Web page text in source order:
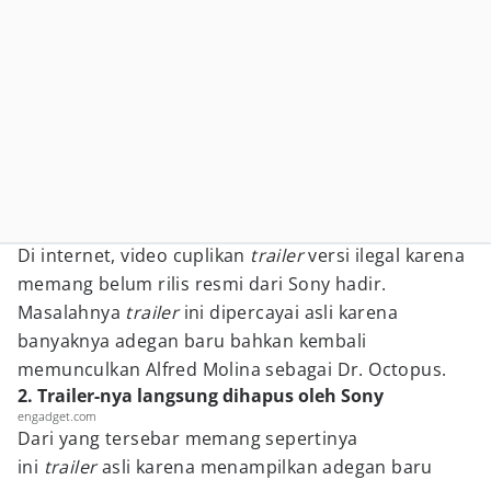
Di internet, video cuplikan trailerversi ilegal karena
memang belum rilis resmi dari Sony hadir.
Masalahnya trailerini dipercayai asli karena
banyaknya adegan baru bahkan kembali
memunculkan Alfred Molina sebagai Dr. Octopus.
2. Trailer-nya langsung dihapus oleh Sony
engadget.com
Dari yang tersebar memang sepertinya
ini trailerasli karena menampilkan adegan baru